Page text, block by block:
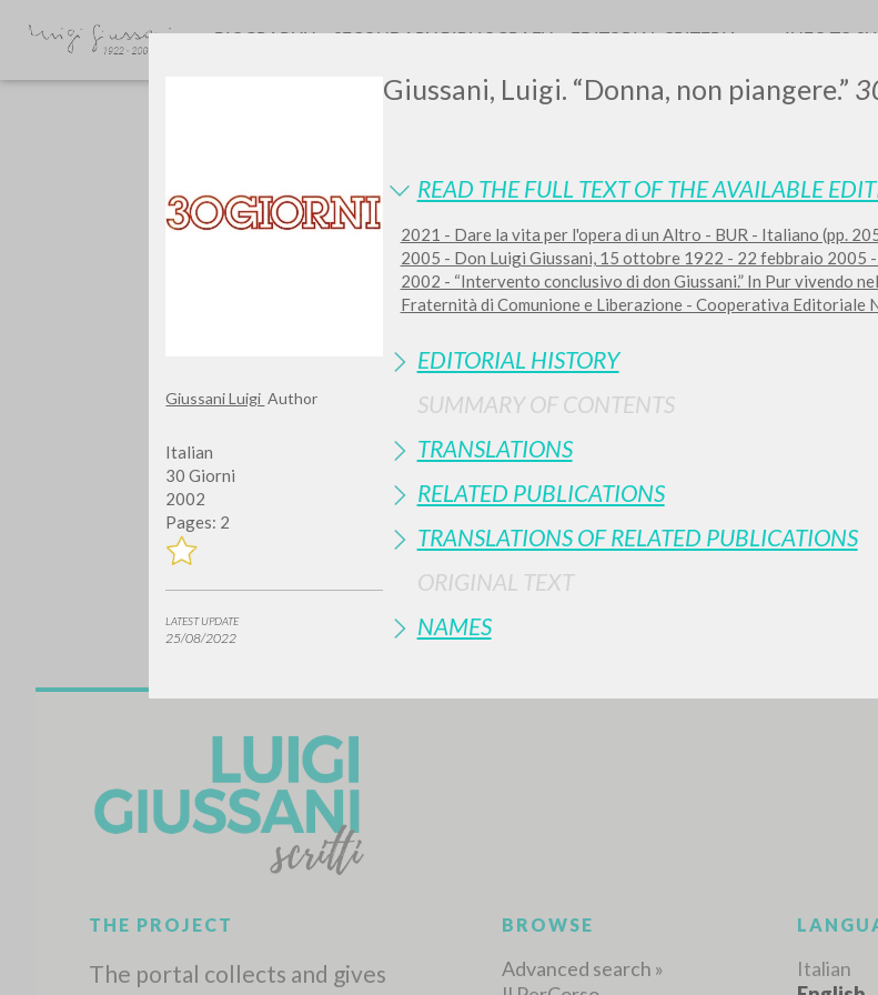
Giussani Luigi Author
Italian
30 Giorni
2002
Pages: 2
LATEST UPDATE
25/08/2022
Giussani, Luigi. “Donna, non piangere.”
READ THE FULL TEXT OF THE AVAILABLE
2021 - Dare la vita per l'opera di un Altro - BUR - Italiano (pp.
2005 - Don Luigi Giussani, 15 ottobre 1922 - 22 febbraio 2005
2002 - “Intervento conclusivo di don Giussani.” In Pur vivendo
Fraternità di Comunione e Liberazione - Cooperativa Editoriale
EDITORIAL HISTORY
SUMMARY OF CONTENTS
TRANSLATIONS
RELATED PUBLICATIONS
TRANSLATIONS OF RELATED PUBLICATIONS
ORIGINAL TEXT
NAMES
LUIGI
GIUSSANI
scritti
BIOGRAPHY SECONDARY BIBLIOGRAFY EDITORIAL CRITERIA INFO TO
TYPE OF WORK